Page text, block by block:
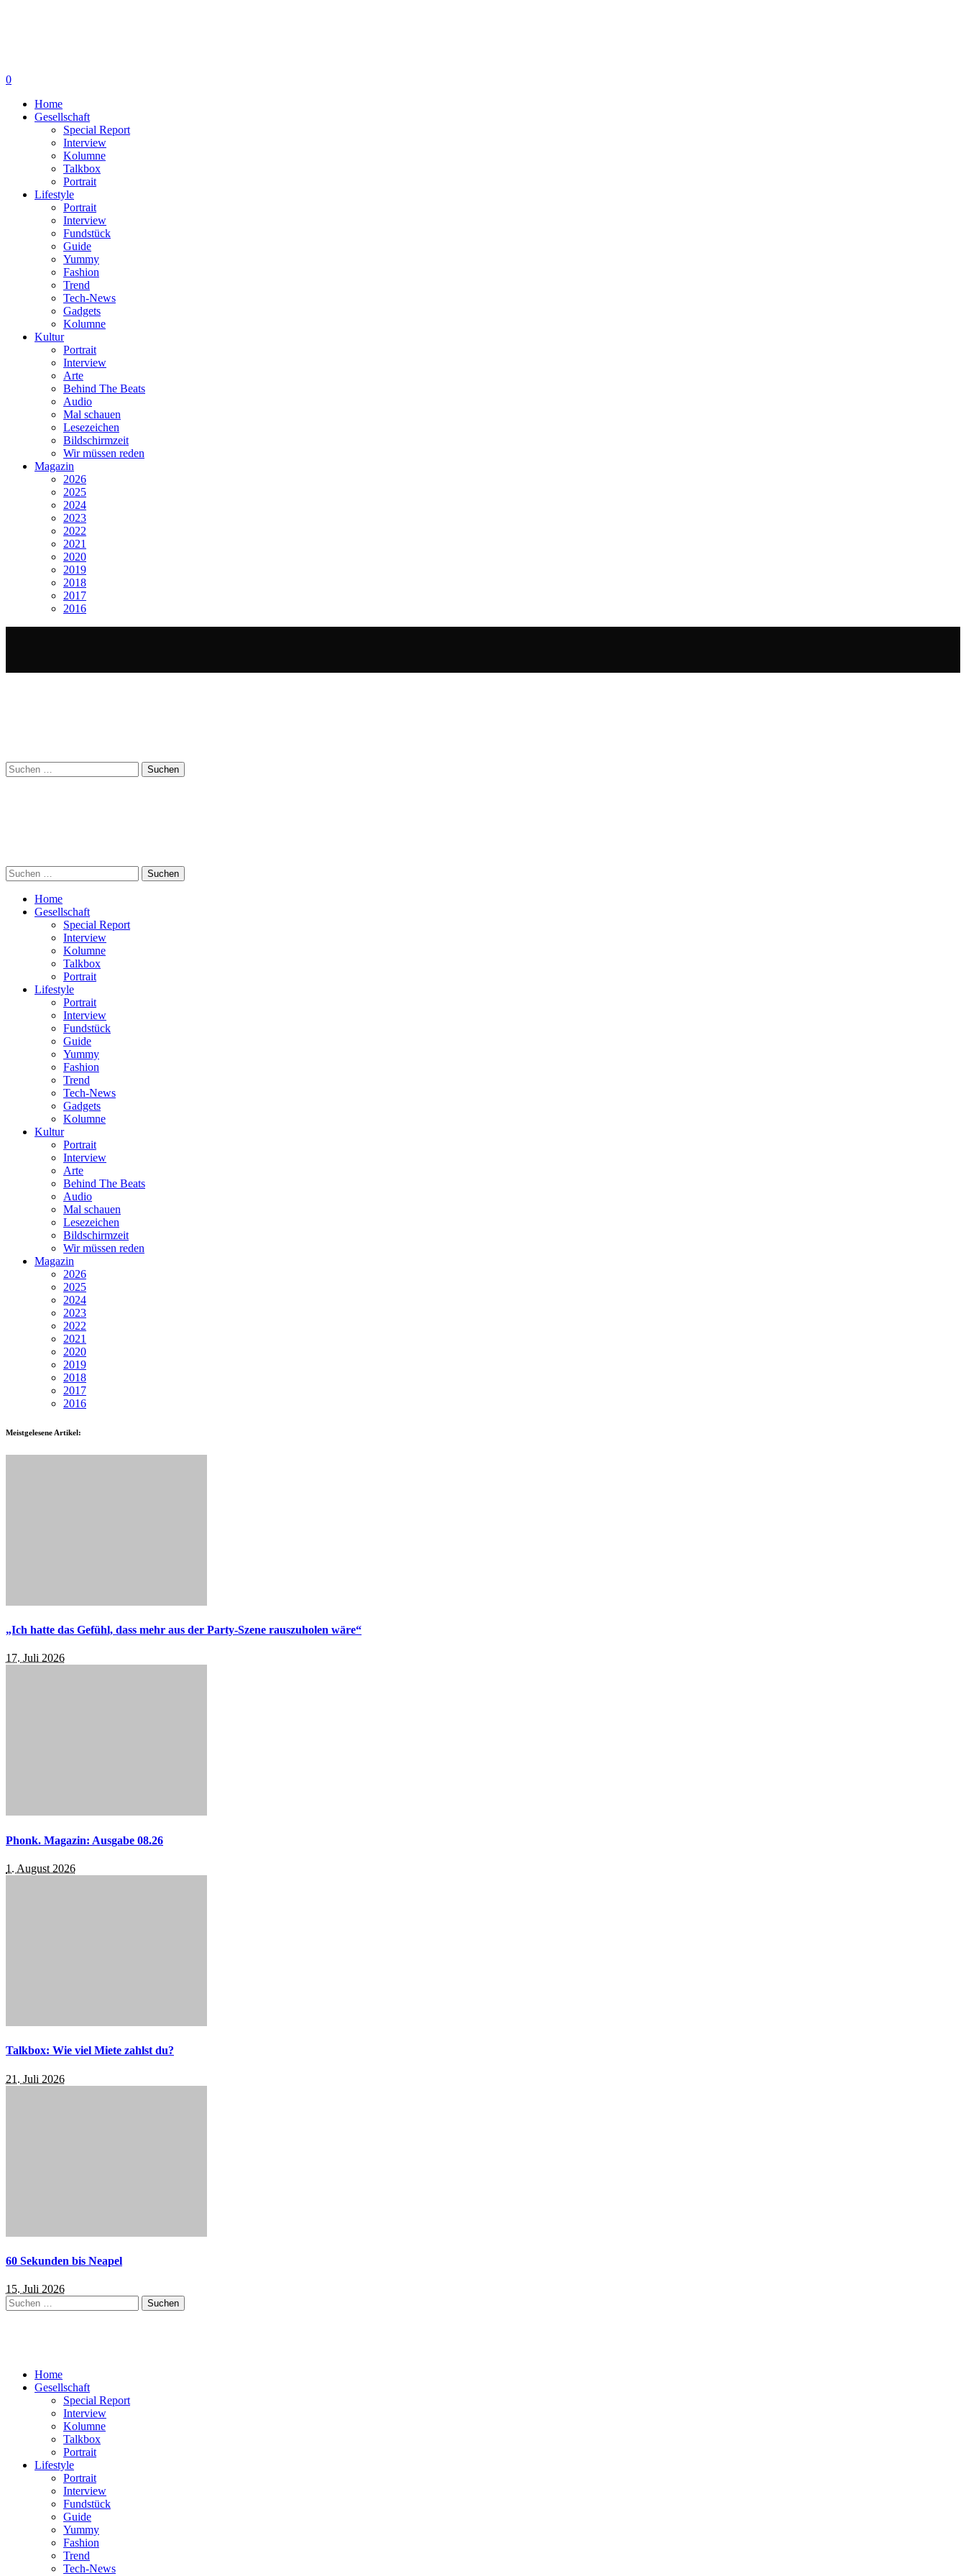
0
Home
Gesellschaft
Special Report
Interview
Kolumne
Talkbox
Portrait
Lifestyle
Portrait
Interview
Fundstück
Guide
Yummy
Fashion
Trend
Tech-News
Gadgets
Kolumne
Kultur
Portrait
Interview
Arte
Behind The Beats
Audio
Mal schauen
Lesezeichen
Bildschirmzeit
Wir müssen reden
Magazin
2026
2025
2024
2023
2022
2021
2020
2019
2018
2017
2016
Suchen
nach:
Suchen
nach:
Home
Gesellschaft
Special Report
Interview
Kolumne
Talkbox
Portrait
Lifestyle
Portrait
Interview
Fundstück
Guide
Yummy
Fashion
Trend
Tech-News
Gadgets
Kolumne
Kultur
Portrait
Interview
Arte
Behind The Beats
Audio
Mal schauen
Lesezeichen
Bildschirmzeit
Wir müssen reden
Magazin
2026
2025
2024
2023
2022
2021
2020
2019
2018
2017
2016
Meistgelesene Artikel:
„Ich hatte das Gefühl, dass mehr aus der Party-Szene rauszuholen wäre“
17. Juli 2026
Phonk. Magazin: Ausgabe 08.26
1. August 2026
Talkbox: Wie viel Miete zahlst du?
21. Juli 2026
60 Sekunden bis Neapel
15. Juli 2026
Suchen
nach:
Home
Gesellschaft
Special Report
Interview
Kolumne
Talkbox
Portrait
Lifestyle
Portrait
Interview
Fundstück
Guide
Yummy
Fashion
Trend
Tech-News